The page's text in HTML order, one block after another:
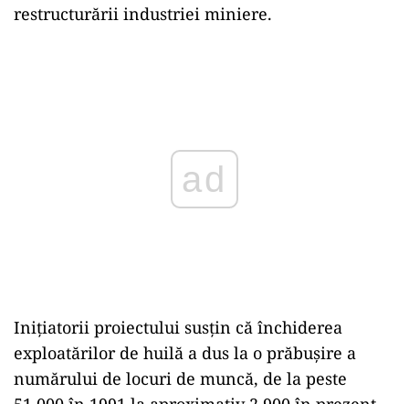
restructurării industriei miniere.
Inițiatorii proiectului susțin că închiderea
exploatărilor de huilă a dus la o prăbușire a
numărului de locuri de muncă, de la peste